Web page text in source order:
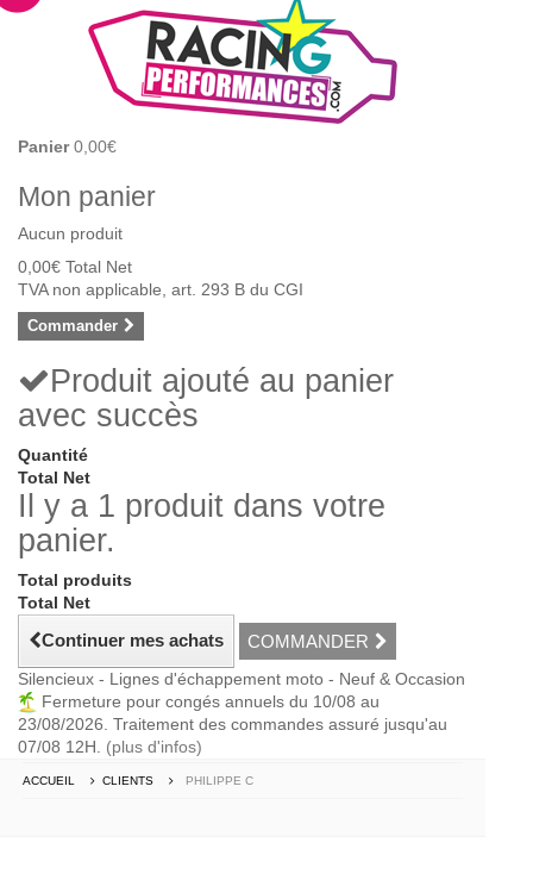
Panier 0,00€
Mon panier
Aucun produit
0,00€ Total Net
TVA non applicable, art. 293 B du CGI
Commander
Produit ajouté au panier
avec succès
Quantité
Total Net
Il y a 1 produit dans votre
panier.
Total produits
Total Net
Continuer mes achats COMMANDER
Silencieux - Lignes d'échappement moto - Neuf & Occasion
Fermeture pour congés annuels du 10/08 au
23/08/2026. Traitement des commandes assuré jusqu'au
07/08 12H. (plus d'infos)
ACCUEIL CLIENTS PHILIPPE C